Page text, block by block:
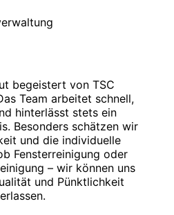
begeistert von TSC
Team arbeitet schnell,
hinterlässt stets ein
Besonders schätzen wir
und die individuelle
Fensterreinigung oder
– wir können uns
und Pünktlichkeit